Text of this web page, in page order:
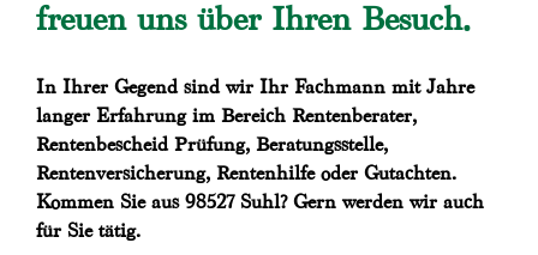
freuen uns über Ihren Besuch.
In Ihrer Gegend sind wir Ihr Fachmann mit Jahre
langer Erfahrung im Bereich Rentenberater,
Rentenbescheid Prüfung, Beratungsstelle,
Rentenversicherung, Rentenhilfe oder Gutachten.
Kommen Sie aus 98527 Suhl? Gern werden wir auch
für Sie tätig.